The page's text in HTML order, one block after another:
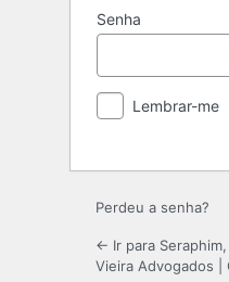
Senha
Lembrar-me
Perdeu a senha?
← Ir para
Vieira Advogados |